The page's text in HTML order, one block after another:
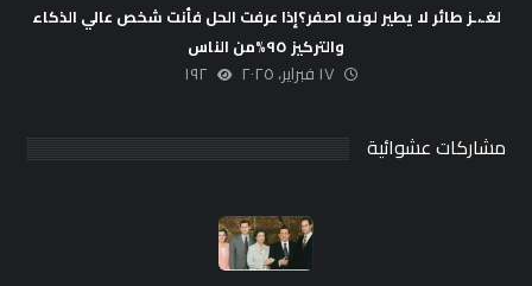
لغـ،ـز طائر لا يطير لونه اصفر؟إذا عرفت الحل فأنت شخص عالي الذكاء
والتركيز ٩٥%من الناس
١٧ فبراير، ٢٠٢٥ ١٩٢
مشاركات عشوائية